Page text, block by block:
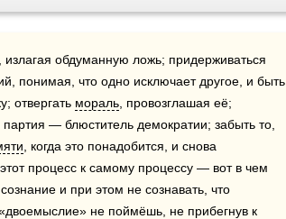
излагая обдуманную ложь; придерживаться
понимая, что одно исключает другое, и быть
отвергать мораль , провозглашая её;
— блюститель демократии; забыть то,
, когда это понадобится, и снова
процесс к самому процессу — вот в чем
и при этом не сознавать, что
не поймёшь, не прибегнув к